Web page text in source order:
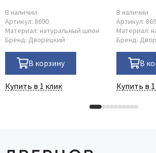
В наличии
Артикул: 8690
Материал: натуральный шпон
Бренд: Дворецкий
В корзину
Купить в 1 клик
В наличии
Артикул:
Материал:
Бренд:
В
Купить в